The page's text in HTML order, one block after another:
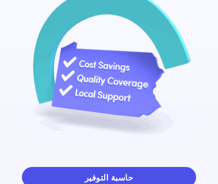
حاسبة التوفير